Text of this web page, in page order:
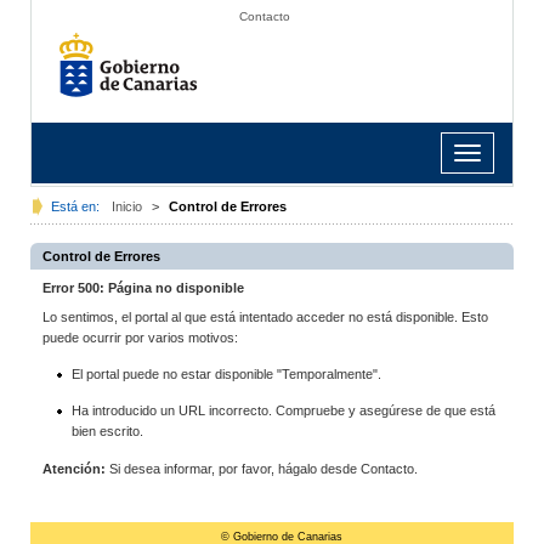
Contacto
Toggle
navigation
Está en: Inicio > Control de Errores
Control de Errores
Error 500: Página no disponible
Lo sentimos, el portal al que está intentado acceder no está disponible. Esto
puede ocurrir por varios motivos:
El portal puede no estar disponible "Temporalmente".
Ha introducido un URL incorrecto. Compruebe y asegúrese de que está
bien escrito.
Atención: Si desea informar, por favor, hágalo desde Contacto.
© Gobierno de Canarias